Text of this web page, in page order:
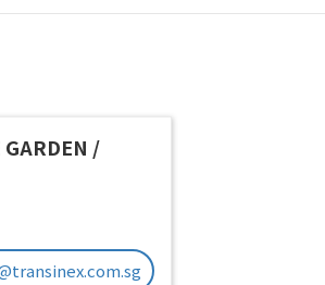
/
room / 1-2 pax